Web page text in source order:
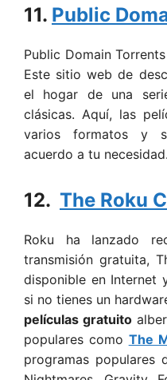
11. Public
Public Domain
Este sitio web de
el hogar de una
clásicas. Aquí, las
varios formatos y
acuerdo a tu necesidad.
12. The Roku
Roku ha lanzado
transmisión gratuita,
disponible en Internet
si no tienes un
películas gratuito
populares como The
programas populares